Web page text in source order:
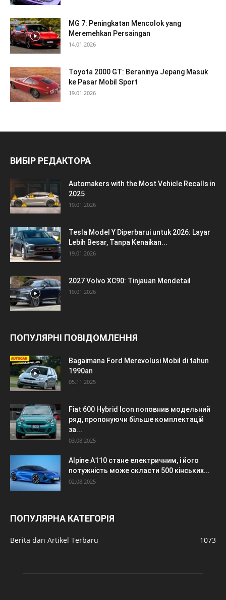
MG 7: Peningkatan Mencolok yang
Meremehkan Persaingan
14.01.2026
Toyota 2000 GT: Beraninya Jepang Masuk
ke Pasar Mobil Sport
19.01.2026
ВИБІР РЕДАКТОРА
Automakers with the Most Vehicle Recalls in
2025
19.01.2026
Tesla Model Y Diperbarui untuk 2026: Layar
Lebih Besar, Tanpa Kenaikan...
19.01.2026
2027 Volvo XC90: Tinjauan Mendetail
19.01.2026
ПОПУЛЯРНІ ПОВІДОМЛЕННЯ
Bagaimana Ford Merevolusi Mobil di tahun
1990an
05.11.2025
Fiat 600 Hybrid Icon поповнив модельний
ряд, пропонуючи більше комплектацій
за...
03.08.2025
Alpine A110 стане електричним, і його
потужність може скласти 500 кінських...
02.08.2025
ПОПУЛЯРНА КАТЕГОРІЯ
Berita dan Artikel Terbaru 1073